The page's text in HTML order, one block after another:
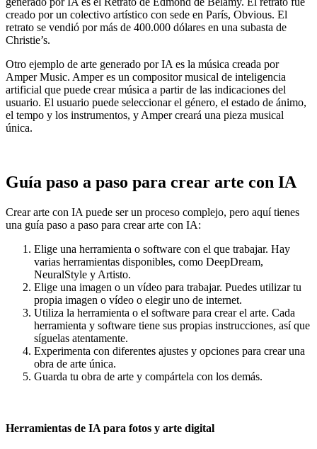
creado por un colectivo artístico con sede en París, Obvious. El
retrato se vendió por más de 400.000 dólares en una subasta de
Christie’s.
Otro ejemplo de arte generado por IA es la música creada por
Amper Music. Amper es un compositor musical de inteligencia
artificial que puede crear música a partir de las indicaciones del
usuario. El usuario puede seleccionar el género, el estado de ánimo,
el tempo y los instrumentos, y Amper creará una pieza musical
única.
Guía paso a paso para crear arte con IA
Crear arte con IA puede ser un proceso complejo, pero aquí tienes
una guía paso a paso para crear arte con IA:
Elige una herramienta o software con el que trabajar. Hay
varias herramientas disponibles, como DeepDream,
NeuralStyle y Artisto.
Elige una imagen o un vídeo para trabajar. Puedes utilizar tu
propia imagen o vídeo o elegir uno de internet.
Utiliza la herramienta o el software para crear el arte. Cada
herramienta y software tiene sus propias instrucciones, así que
síguelas atentamente.
Experimenta con diferentes ajustes y opciones para crear una
obra de arte única.
Guarda tu obra de arte y compártela con los demás.
Herramientas de IA para fotos y arte digital